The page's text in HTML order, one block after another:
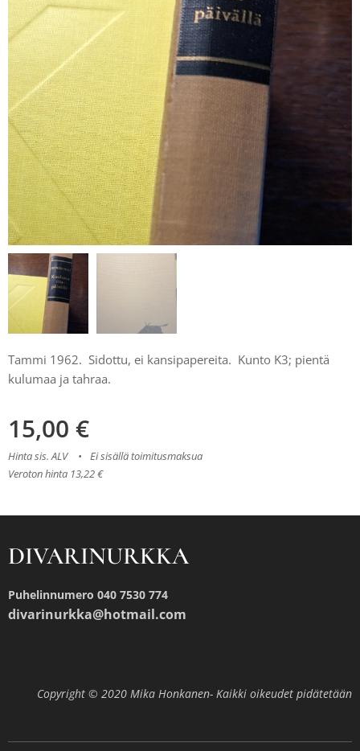
Tammi 1962. Sidottu, ei kansipapereita. Kunto K3; pientä
kulumaa ja tahraa.
15,00 €
Hinta sis. ALV
Ei sisällä toimitusmaksua
Veroton hinta 13,22 €
DIVARINURKKA
Puhelinnumero 040 7530 774
divarinurkka@hotmail.com
Copyright © 2020 Mika Honkanen- Kaikki oikeudet pidätetään